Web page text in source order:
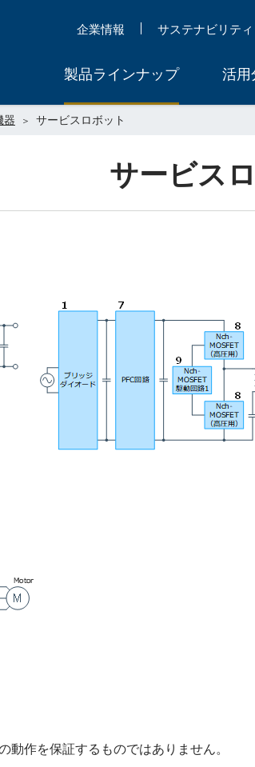
企業情報 サステナビリティ
製品ラインナップ 活用
器 サービスロボット
サービス
作を保証するものではありません。